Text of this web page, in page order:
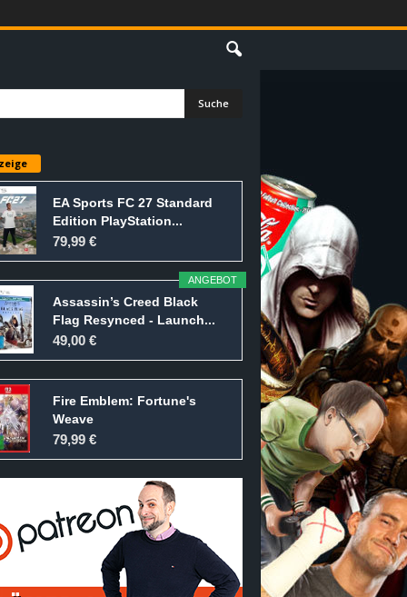
EA Sports FC 27 Standard
Edition PlayStation...
79,99 €
ANGEBOT
Assassin’s Creed Black
Flag Resynced - Launch...
49,00 €
Fire Emblem: Fortune's
Weave
79,99 €